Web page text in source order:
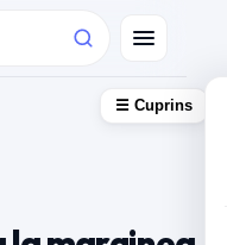
☰ Cuprins